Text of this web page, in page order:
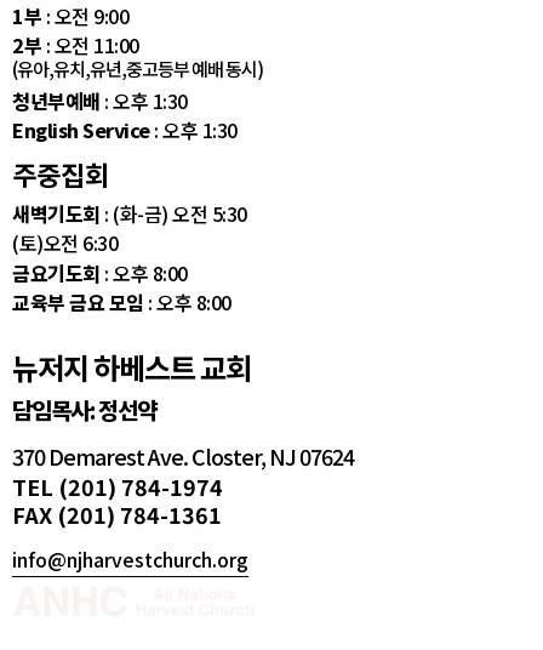
1부 : 오전 9:00
2부 : 오전 11:00
(유아,유치,유년,중고등부 예배 동시)
청년부예배 : 오후 1:30
English Service: 오후 1:30
주중집회
새벽기도회 : (화-금) 오전 5:30
(토)오전 6:30
금요기도회 : 오후 8:00
교육부 금요 모임 : 오후 8:00
뉴저지 하베스트 교회
담임목사: 정선약
370 Demarest Ave. Closter, NJ 07624
TEL (201) 784-1974
FAX (201) 784-1361
info@njharvestchurch.org